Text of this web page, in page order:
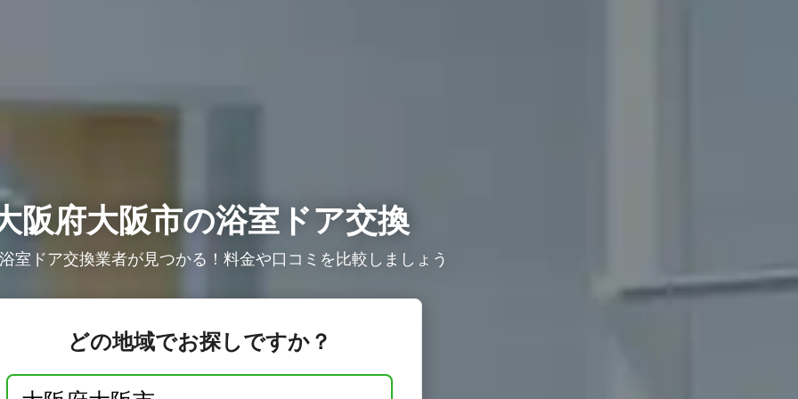
阪府大阪市の浴室ドア交換
室ドア交換業者が見つかる！料金や口コミを比較しましょう
どの地域でお探しですか？